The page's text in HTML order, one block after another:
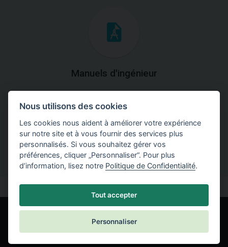
Manuels d'ingénieur
théoriques et pratiques du fonctionnement des
programmes.
Nous utilisons des cookies
Les cookies nous aident à améliorer votre expérience
sur notre site et à vous fournir des services plus
personnalisés. Si vous souhaitez gérer vos
préférences, cliquer „Personnaliser“. Pour plus
d’information, lisez notre Politique de Confidentialité.
Tout accepter
Personnaliser